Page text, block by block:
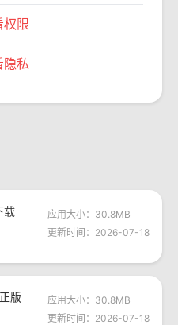
权限
隐私
载
应用大小：30.8MB
更新时间：2026-07-18
版
应用大小：30.8MB
更新时间：2026-07-18